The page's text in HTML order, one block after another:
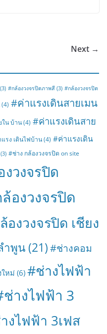
Next →
(3) #กล้องวงจรปิดภาพสี (3) #กล้องวงจรปิด
(4) #ค่าแรงเดินสายเมน
ใน บ้าน(4) #ค่าแรงเดินสาย
รง เดินไฟบ้าน(4) #ค่าแรงเดิน
(3) #ช่าง กล้องวงจรปิด on site
วงจรปิด
องวงจรปิด
องวงจรปิด เชียง
ำพูน (21)#ช่างคอม
หม่ (6) #ช่างไฟฟ้า
างไฟฟ้า 3
งไฟฟ้า 3เฟส